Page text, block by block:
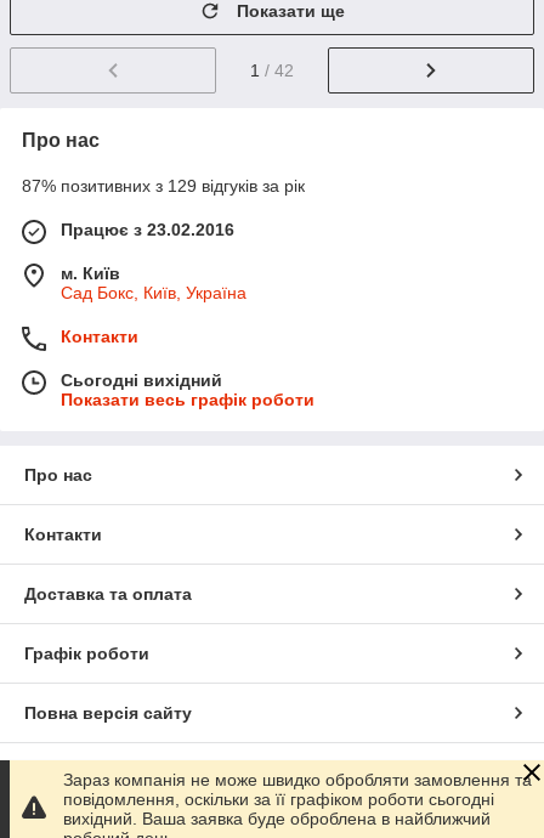
Показати ще
1 / 42
Про нас
87% позитивних з 129 відгуків за рік
Працює з 23.02.2016
м. Київ
Сад Бокс, Київ, Україна
Контакти
Сьогодні вихідний
Показати весь графік роботи
Про нас
Контакти
Доставка та оплата
Графік роботи
Повна версія сайту
Сайт створено на маркетплейсіProm.ua
Політика конфіденційності
Зараз компанія не може швидко обробляти замовлення та
повідомлення, оскільки за її графіком роботи сьогодні
вихідний. Ваша заявка буде оброблена в найближчий